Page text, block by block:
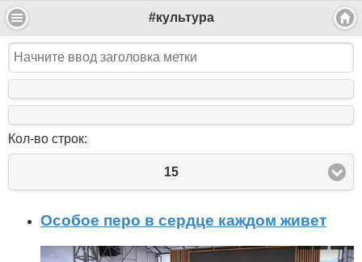
#культура
Кол-во строк:
15
Особое перо в сердце каждом живет